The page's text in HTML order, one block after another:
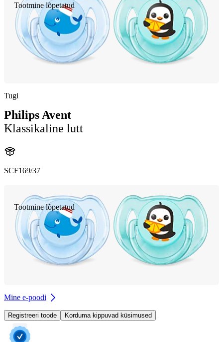
Tootmine lõpetatud
Tugi
Philips Avent
Klassikaline lutt
SCF169/37
Tootmine lõpetatud
Mine e-poodi
Registreeri toode Korduma kippuvad küsimused